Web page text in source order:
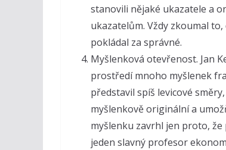
stanovili nějaké ukazatele a
ukazatelům. Vždy zkoumal
pokládal za správné.
Myšlenková otevřenost. Jan
prostředí mnoho myšlenek
představil spíš levicové
myšlenkově originální a
myšlenku zavrhl jen proto, že
jeden slavný profesor